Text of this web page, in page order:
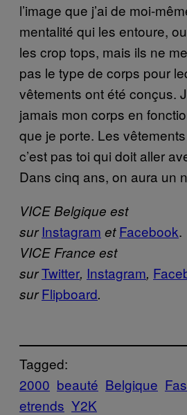
l’image que j’ai de moi-
mentalité qui les entoure,
les crop tops, mais ils ne
pas le type de corps pour
vêtements ont été conçus.
jamais mon corps en
que je porte. Les vêtements
c’est pas toi qui doit aller
Dans cinq ans, on aura un
VICE Belgique est
sur Instagram et Facebook.
VICE France est
surTwitter, Instagram,
sur Flipboard.
Tagged:
2000 beauté Belgique
etrends Y2K